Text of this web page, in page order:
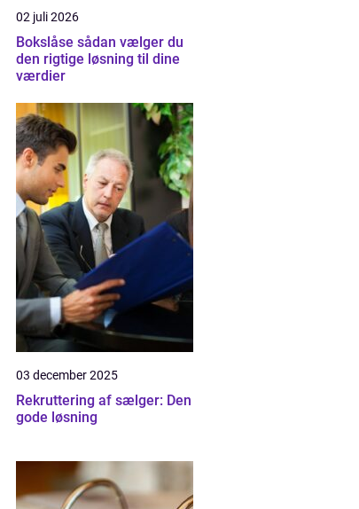
02 juli 2026
Bokslåse sådan vælger du
den rigtige løsning til dine
værdier
03 december 2025
Rekruttering af sælger: Den
gode løsning